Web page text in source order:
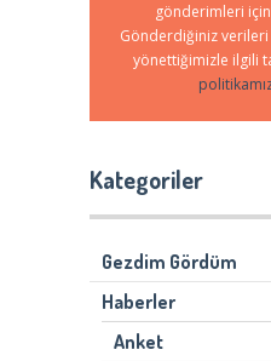
gönderimleri
Gönderdiğiniz verileri
yönettiğimizle ilgili
Kategoriler
Gezdim Gördüm
Haberler
Anket